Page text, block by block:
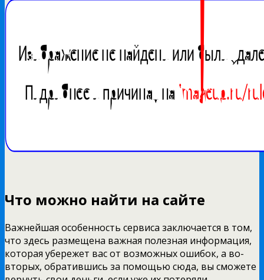
Что можно найти на сайте
Важнейшая особенность сервиса заключается в том,
что здесь размещена важная полезная информация,
которая убережет вас от возможных ошибок, а во-
вторых, обратившись за помощью сюда, вы сможете